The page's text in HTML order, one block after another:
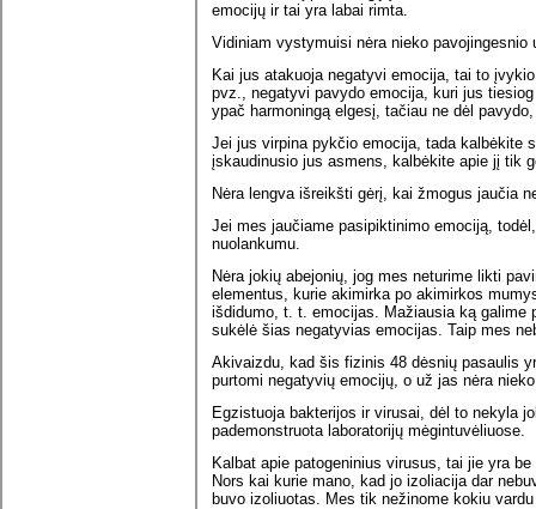
emocijų ir tai yra labai rimta.
Vidiniam vystymuisi nėra nieko pavojingesnio
Kai jus atakuoja negatyvi emocija, tai to
pvz., negatyvi pavydo emocija, kuri jus
ypač harmoningą elgesį, tačiau ne dėl
Jei jus virpina pykčio emocija, tada kalbėkite
įskaudinusio jus asmens, kalbėkite apie jį tik
Nėra lengva išreikšti gėrį, kai žmogus jaučia
Jei mes jaučiame pasipiktinimo emociją,
nuolankumu.
Nėra jokių abejonių, jog mes neturime likti
elementus, kurie akimirka po akimirkos
išdidumo, t. t. emocijas. Mažiausia ką
sukėlė šias negatyvias emocijas. Taip mes
Akivaizdu, kad šis fizinis 48 dėsnių pasaulis
purtomi negatyvių emocijų, o už jas nėra
Egzistuoja bakterijos ir virusai, dėl to nekyla
pademonstruota laboratorijų mėgintuvėliuose.
Kalbat apie patogeninius virusus, tai jie yra
Nors kai kurie mano, kad jo izoliacija dar
buvo izoliuotas. Mes tik nežinome kokiu